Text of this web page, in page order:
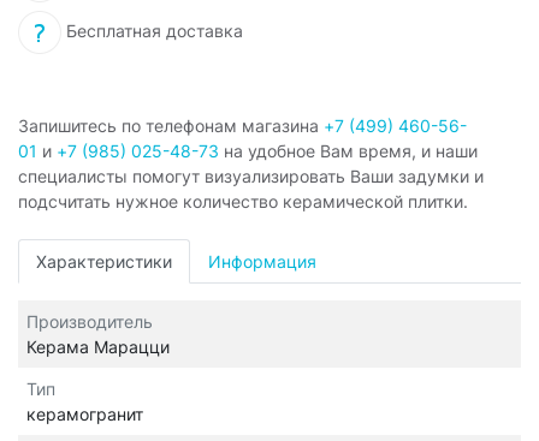
Бесплатная доставка
Запишитесь по телефонам магазина +7 (499) 460-56-
01 и +7 (985) 025-48-73 на удобное Вам время, и наши
специалисты помогут визуализировать Ваши задумки и
подсчитать нужное количество керамической плитки.
Характеристики Информация
Производитель
Керама Марацци
Тип
керамогранит